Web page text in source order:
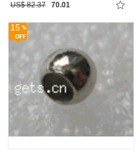
US$ 82.37 70.01
15